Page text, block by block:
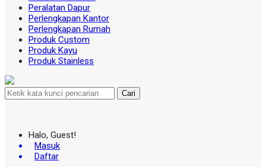
Peralatan Dapur
Perlengkapan Kantor
Perlengkapan Rumah
Produk Custom
Produk Kayu
Produk Stainless
Cari
Halo, Guest!
Masuk
Daftar